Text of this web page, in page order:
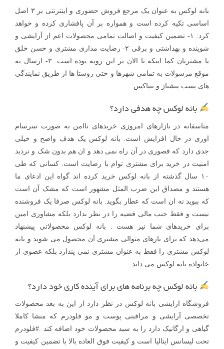
بانه لوکس به عنوان یک مرجع فروش حضوری و اینترنتی بر ۳ اصل
اساسی تکیه کرده است و همواره بر آن پافشاری کرده و خواهد
کرد: ۱- تضمین کیفیت و اصالت تمامی محصولات اعم از آرایشی و
شوینده و بهداشتی و برقی ۲- رضایت مداری مشتری و حسن خلق
با مشتریان کما اینکه تا الان بر این رویه بوده است. ۳- ارسال به
موقع مرسولات به تمامی شهرها و حتی روستا ها از طریق نمایندگی
های پست پیشتاز و تیپاکس
بانه لوکس چه هدفی دارد؟
متاسفانه در بازارهای امروزی خریدهای ناامن به صورت سرسام
اوری در حال افزایش است. بانه لوکس یک هدف واضح و خیلی
جدی دارد که قصوری در آن راه نمی دهد و ان هم بدون شک و تردید
امنیت در خرید برای مشتری توام با رضایت است. کسانی که طی
۱۰ سال گذشته از بانه لوکس خرید کرده اند گواه این ادعای ما
هستند و مصداق این ضرب المثل مشهور است که مشک آن است
که ببوید نه ان است که عطار بگوید. بانه لوکس صرفا یک فروشنده
نیست و فقط جنب مالی قضیه را در نظر ندارد بلکه مشاوری امین
برای خریدهای شما نیز هست . بانه لوکس محصولاتی پیشنهاد
می‌دهد که برای بارهای متوالی مشتری آن محصول می شوید و‌ بانه
لوکس مشتری را فقط به عنوان مشتری نمی پندارد بلکه عضوی از
خانواده بانه لوکس می داند.
بانه لوکس چه برنامه های برای آینده کاری خود دارد؟
فروشگاه ارایشی بانه لوکس در نظر دارد از این به بعد محصولات
تخصصی آرایشی و مراقبتی پوست و مو فلودرم که منشا کاملا
گیاهی و ارگانیک دارد را به سبد محصولات خود اضافه کند .#فلودرم
تحت لیسانس ایتالیا است و کیفیت فوق العاده بالا با تضمین کیفیت و